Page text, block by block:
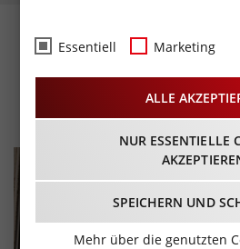
05.06.2026 -
Essentiell Marketing
ALLE
NUR ESSENTIELLE
SPEICHERN UND
Mehr über die genutzten